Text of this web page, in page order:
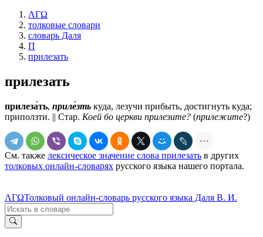
ΛΓΩ
толковые словари
словарь Даля
П
прилезать
прилезать
прилеза́ть, приле́зть куда, лезучи прибыть, достигнуть куда;
приползти. || Стар. Коей бо церкви прилезите? (прилежите?)
См. также лексическое значение слова прилезать в других
толковых онлайн-словарях русского языка нашего портала.
ΛΓΩТолковый онлайн-словарь русского языка Даля В. И.